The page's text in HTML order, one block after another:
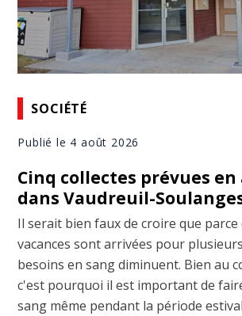
SOCIÉTÉ
Publié le 4 août 2026
Cinq collectes prévues
dans Vaudreuil-
Il serait bien faux de croire que parce
vacances sont arrivées pour
besoins en sang diminuent. Bien au
c'est pourquoi il est important de
sang même pendant la période